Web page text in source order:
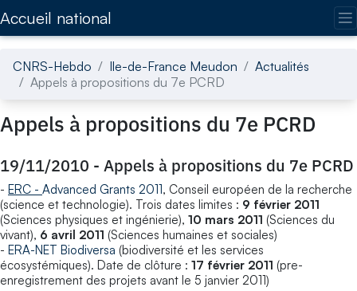
Accueil national
CNRS-Hebdo Ile-de-France Meudon
Actualités
Appels à propositions du 7e PCRD
Appels à propositions du 7e PCRD
19/11/2010 - Appels à propositions du 7e PCRD
- ERC - Advanced Grants 2011, Conseil européen de la recherche
(science et technologie). Trois dates limites : 9 février 2011
(Sciences physiques et ingénierie), 10 mars 2011 (Sciences du
vivant), 6 avril 2011 (Sciences humaines et sociales)
- ERA-NET Biodiversa (biodiversité et les services
écosystémiques). Date de clôture : 17 février 2011 (pre-
enregistrement des projets avant le 5 janvier 2011)